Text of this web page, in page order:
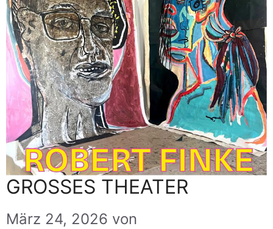
GROSSES THEATER
März 24, 2026 von